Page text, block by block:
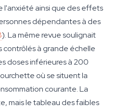
l'anxiété ainsi que des effets
dépendantes à des
). La même revue soulignait
contrôlés à grande échelle
doses inférieures à 200
où se situent la
courante. La
mais le tableau des faibles